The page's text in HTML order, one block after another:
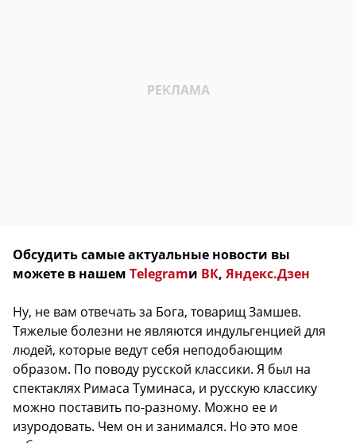
Обсудить самые актуальные новости вы
можете в нашем Telegramи ВК, Яндекс.Дзен
Ну, не вам отвечать за Бога, товарищ Замшев.
Тяжелые болезни не являются индульгенцией для
людей, которые ведут себя неподобающим
образом. По поводу русской классики. Я был на
спектаклях Римаса Туминаса, и русскую классику
можно поставить по-разному. Можно ее и
изуродовать. Чем он и занимался. Но это мое